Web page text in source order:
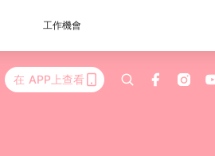
工作機會
在 APP上查看